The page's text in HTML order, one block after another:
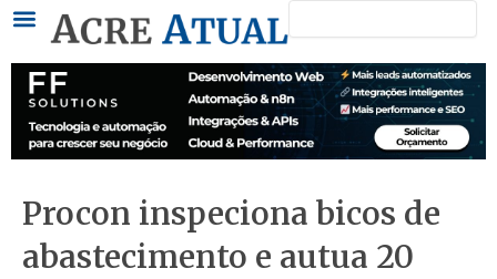
conteúdo
Procon inspeciona bicos de
abastecimento e autua 20